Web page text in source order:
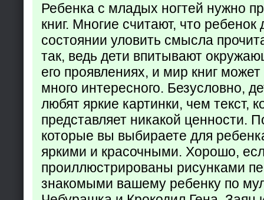
Ребенка с младых ногтей нужно
книг. Многие считают, что ребенок
состоянии уловить смысла
так, ведь дети впитывают
его проявлениях, и мир книг
много интересного. Безусловно,
любят яркие картинки, чем текст,
представляет никакой ценности.
которые вы выбираете для
яркими и красочными. Хорошо,
проиллюстрированы рисунками
знакомыми вашему ребенку по